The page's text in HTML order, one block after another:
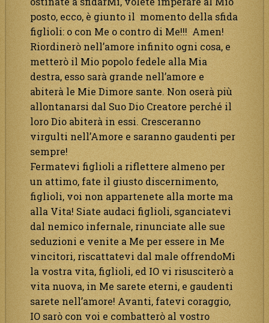
posto, ecco, è giunto il momento della sfida
figlioli: o con Me o contro di Me!!! Amen!
Riordinerò nell’amore infinito ogni cosa, e
metterò il Mio popolo fedele alla Mia
destra, esso sarà grande nell’amore e
abiterà le Mie Dimore sante. Non oserà più
allontanarsi dal Suo Dio Creatore perché il
loro Dio abiterà in essi. Cresceranno
virgulti nell’Amore e saranno gaudenti per
sempre!
Fermatevi figlioli a riflettere almeno per
un attimo, fate il giusto discernimento,
figlioli, voi non appartenete alla morte ma
alla Vita! Siate audaci figlioli, sganciatevi
dal nemico infernale, rinunciate alle sue
seduzioni e venite a Me per essere in Me
vincitori, riscattatevi dal male offrendoMi
la vostra vita, figlioli, ed IO vi risusciterò a
vita nuova, in Me sarete eterni, e gaudenti
sarete nell’amore! Avanti, fatevi coraggio,
IO sarò con voi e combatterò al vostro